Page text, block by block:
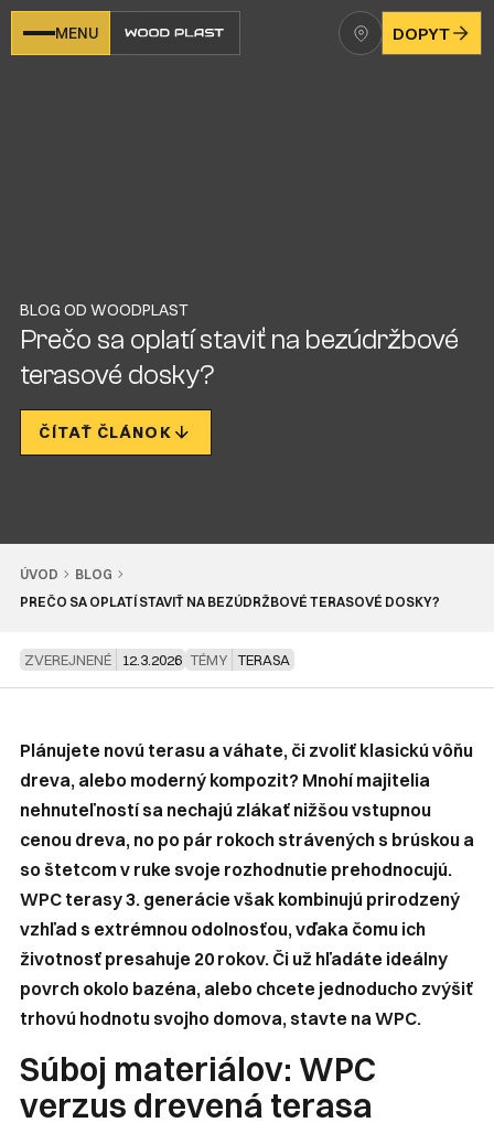
MENU DOPYT
BLOG OD WOODPLAST
Prečo sa oplatí staviť na bezúdržbové
terasové dosky?
ČÍTAŤ ČLÁNOK
ÚVOD
BLOG
PREČO SA OPLATÍ STAVIŤ NA BEZÚDRŽBOVÉ TERASOVÉ DOSKY?
ZVEREJNENÉ 12.3.2026 TÉMY TERASA
Plánujete novú terasu a váhate, či zvoliť klasickú vôňu
dreva, alebo moderný kompozit? Mnohí majitelia
nehnuteľností sa nechajú zlákať nižšou vstupnou
cenou dreva, no po pár rokoch strávených s brúskou a
so štetcom v ruke svoje rozhodnutie prehodnocujú.
WPC terasy 3. generácie však kombinujú prirodzený
vzhľad s extrémnou odolnosťou, vďaka čomu ich
životnosť presahuje 20 rokov. Či už hľadáte ideálny
povrch okolo bazéna, alebo chcete jednoducho zvýšiť
trhovú hodnotu svojho domova, stavte na WPC.
Súboj materiálov: WPC
verzus drevená terasa